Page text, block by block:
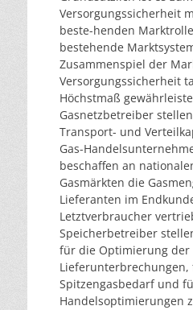
Versorgungssicherheit
beste-henden
bestehende
Zusammenspiel der
Versorgungssicherheit
Höchstmaß
Gasnetzbetreiber
Transport- und
Gas-
beschaffen an
Gasmärkten die
Lieferanten im
Letztverbraucher
Speicherbetreiber
für die Optimierung der
Lieferunterbrechungen,
Spitzengasbedarf und
Handelsoptimierungen